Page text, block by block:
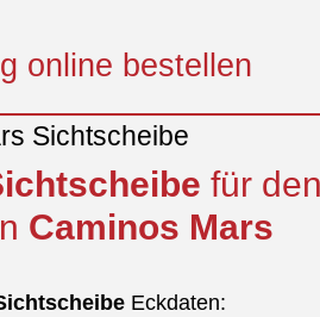
online bestellen
Sichtscheibe
für den
Caminos Mars
Eckdaten: